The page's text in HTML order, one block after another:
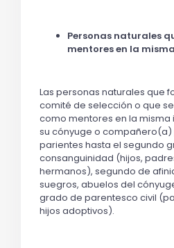
Personas naturales
mentores en la
Las personas naturales que
comité de selección o que
como mentores en la misma
su cónyuge o compañero(a)
parientes hasta el segundo
consanguinidad (hijos,
hermanos), segundo de
suegros, abuelos del
grado de parentesco civil
hijos adoptivos).